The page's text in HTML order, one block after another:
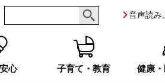
音声読み
心 子育て・教育 健康